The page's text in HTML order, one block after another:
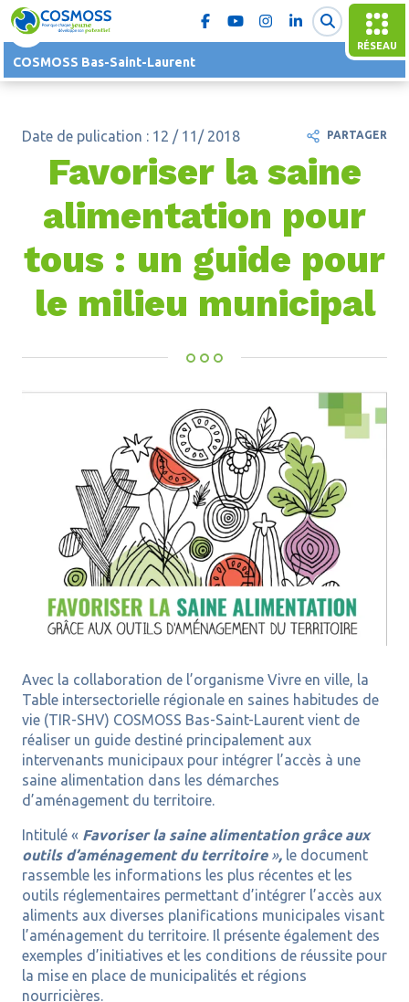
RÉSEAU
COSMOSS Bas-Saint-Laurent
Date de pulication : 12 / 11/ 2018
Favoriser la saine
alimentation pour
tous : un guide pour
le milieu municipal
Avec la collaboration de l’organisme Vivre en ville, la
Table intersectorielle régionale en saines habitudes de
vie (TIR-SHV) COSMOSS Bas-Saint-Laurent vient de
réaliser un guide destiné principalement aux
intervenants municipaux pour intégrer l’accès à une
saine alimentation dans les démarches
d’aménagement du territoire.
Intitulé « Favoriser la saine alimentation grâce aux
outils d’aménagement du territoire », le document
rassemble les informations les plus récentes et les
outils réglementaires permettant d’intégrer l’accès aux
aliments aux diverses planifications municipales visant
l’aménagement du territoire. Il présente également des
exemples d’initiatives et les conditions de réussite pour
la mise en place de municipalités et régions
nourricières.
PARTAGER